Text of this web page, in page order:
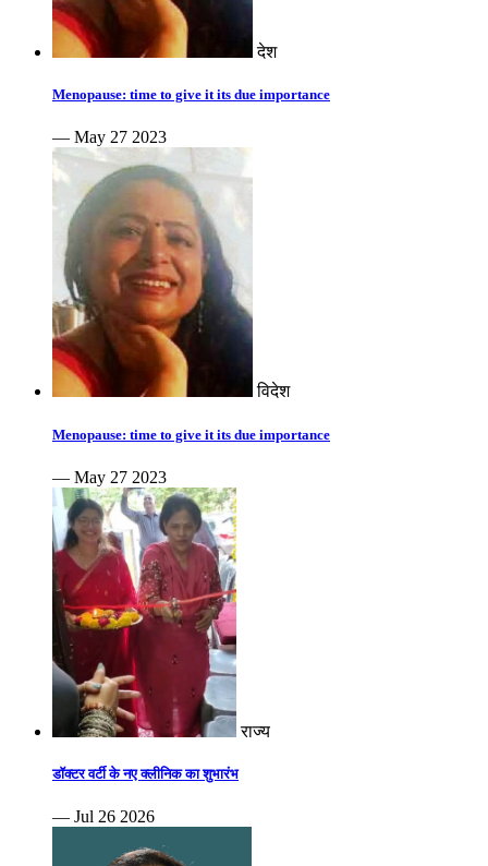
देश
Menopause: time to give it its due importance
— May 27 2023
विदेश
Menopause: time to give it its due importance
— May 27 2023
राज्य
डॉक्टर वर्टी के नए क्लीनिक का शुभारंभ
— Jul 26 2026